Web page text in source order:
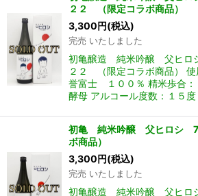
２２ （限定コラボ商品）
3,300円(税込)
完売 いたしました
初亀醸造 純米吟醸 父ヒ
２２ （限定コラボ商品）
誉富士 １００％ 精米歩合：
酵母 アルコール度数：１５
初亀 純米吟醸 父ヒロシ
ボ商品）
3,300円(税込)
完売 いたしました
初亀醸造 純米吟醸 父ヒ